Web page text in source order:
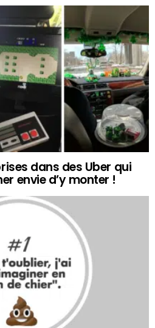
dans des Uber qui
envie d’y monter !